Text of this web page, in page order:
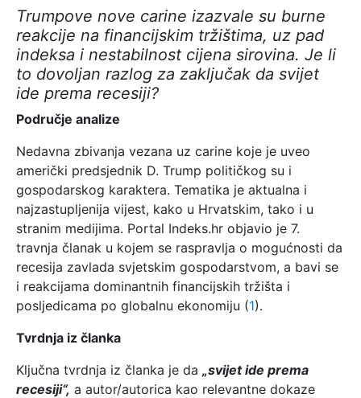
Trumpove nove carine izazvale su burne
reakcije na financijskim tržištima, uz pad
indeksa i nestabilnost cijena sirovina. Je li
to dovoljan razlog za zaključak da svijet
ide prema recesiji?
Područje analize
Nedavna zbivanja vezana uz carine koje je uveo
američki predsjednik D. Trump političkog su i
gospodarskog karaktera. Tematika je aktualna i
najzastupljenija vijest, kako u Hrvatskim, tako i u
stranim medijima. Portal Indeks.hr objavio je 7.
travnja članak u kojem se raspravlja o mogućnosti da
recesija zavlada svjetskim gospodarstvom, a bavi se
i reakcijama dominantnih financijskih tržišta i
posljedicama po globalnu ekonomiju (1).
Tvrdnja iz članka
Ključna tvrdnja iz članka je da „svijet ide prema
recesiji“, a autor/autorica kao relevantne dokaze